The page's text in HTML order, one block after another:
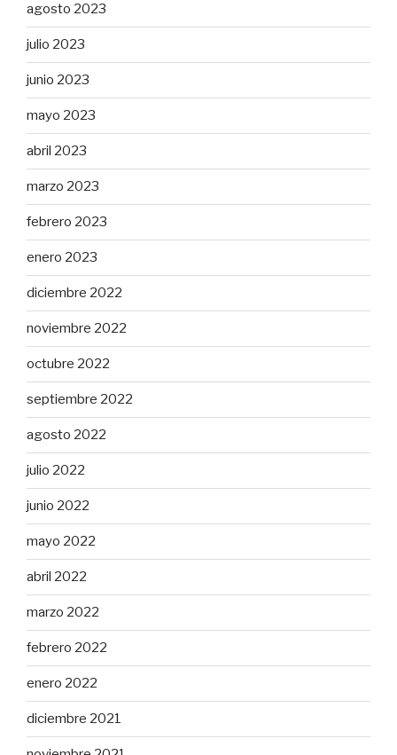
agosto 2023
julio 2023
junio 2023
mayo 2023
abril 2023
marzo 2023
febrero 2023
enero 2023
diciembre 2022
noviembre 2022
octubre 2022
septiembre 2022
agosto 2022
julio 2022
junio 2022
mayo 2022
abril 2022
marzo 2022
febrero 2022
enero 2022
diciembre 2021